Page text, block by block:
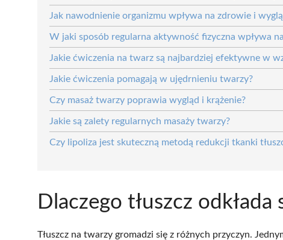
Jak nawodnienie organizmu wpływa na zdrowie i
W jaki sposób regularna aktywność fizyczna wpływa
Jakie ćwiczenia na twarz są najbardziej efektywne w
Jakie ćwiczenia pomagają w ujędrnieniu twarzy?
Czy masaż twarzy poprawia wygląd i krążenie?
Jakie są zalety regularnych masaży twarzy?
Czy lipoliza jest skuteczną metodą redukcji tkanki
Dlaczego tłuszcz odkłada
Tłuszcz na twarzy gromadzi się z różnych przyczyn.